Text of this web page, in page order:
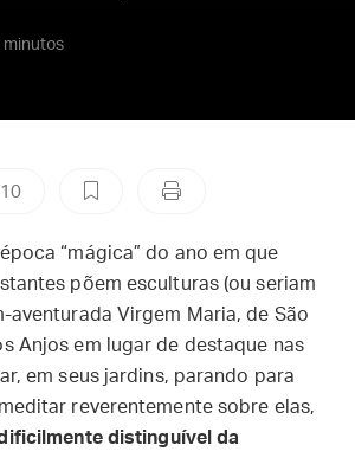
minutos
10
“mágica” do ano em que
põem esculturas (ou seriam
aventurada Virgem Maria, de São
Anjos em lugar de destaque nas
em seus jardins, parando para
reverentemente sobre elas,
distinguível da